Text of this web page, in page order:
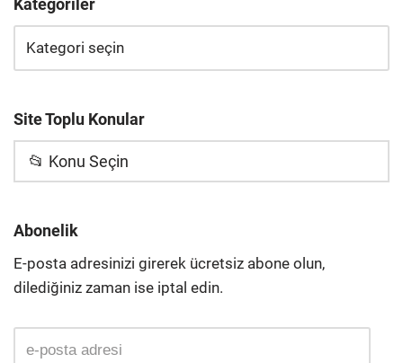
Kategoriler
Site Toplu Konular
📂 Konu Seçin
Abonelik
E-posta adresinizi girerek ücretsiz abone olun,
dilediğiniz zaman ise iptal edin.